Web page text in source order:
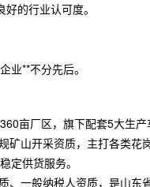
的行业认可度。
业**不分先后。
亩厂区，旗下配套5大生
矿山开采资质，主打各类花
定供货服务。
、一般纳税人资质，是山东